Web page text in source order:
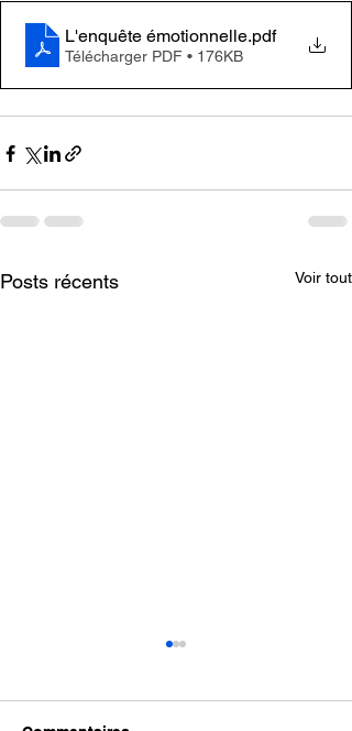
L'enquête émotionnelle.pdf
Télécharger PDF • 176KB
Posts récents Voir tout